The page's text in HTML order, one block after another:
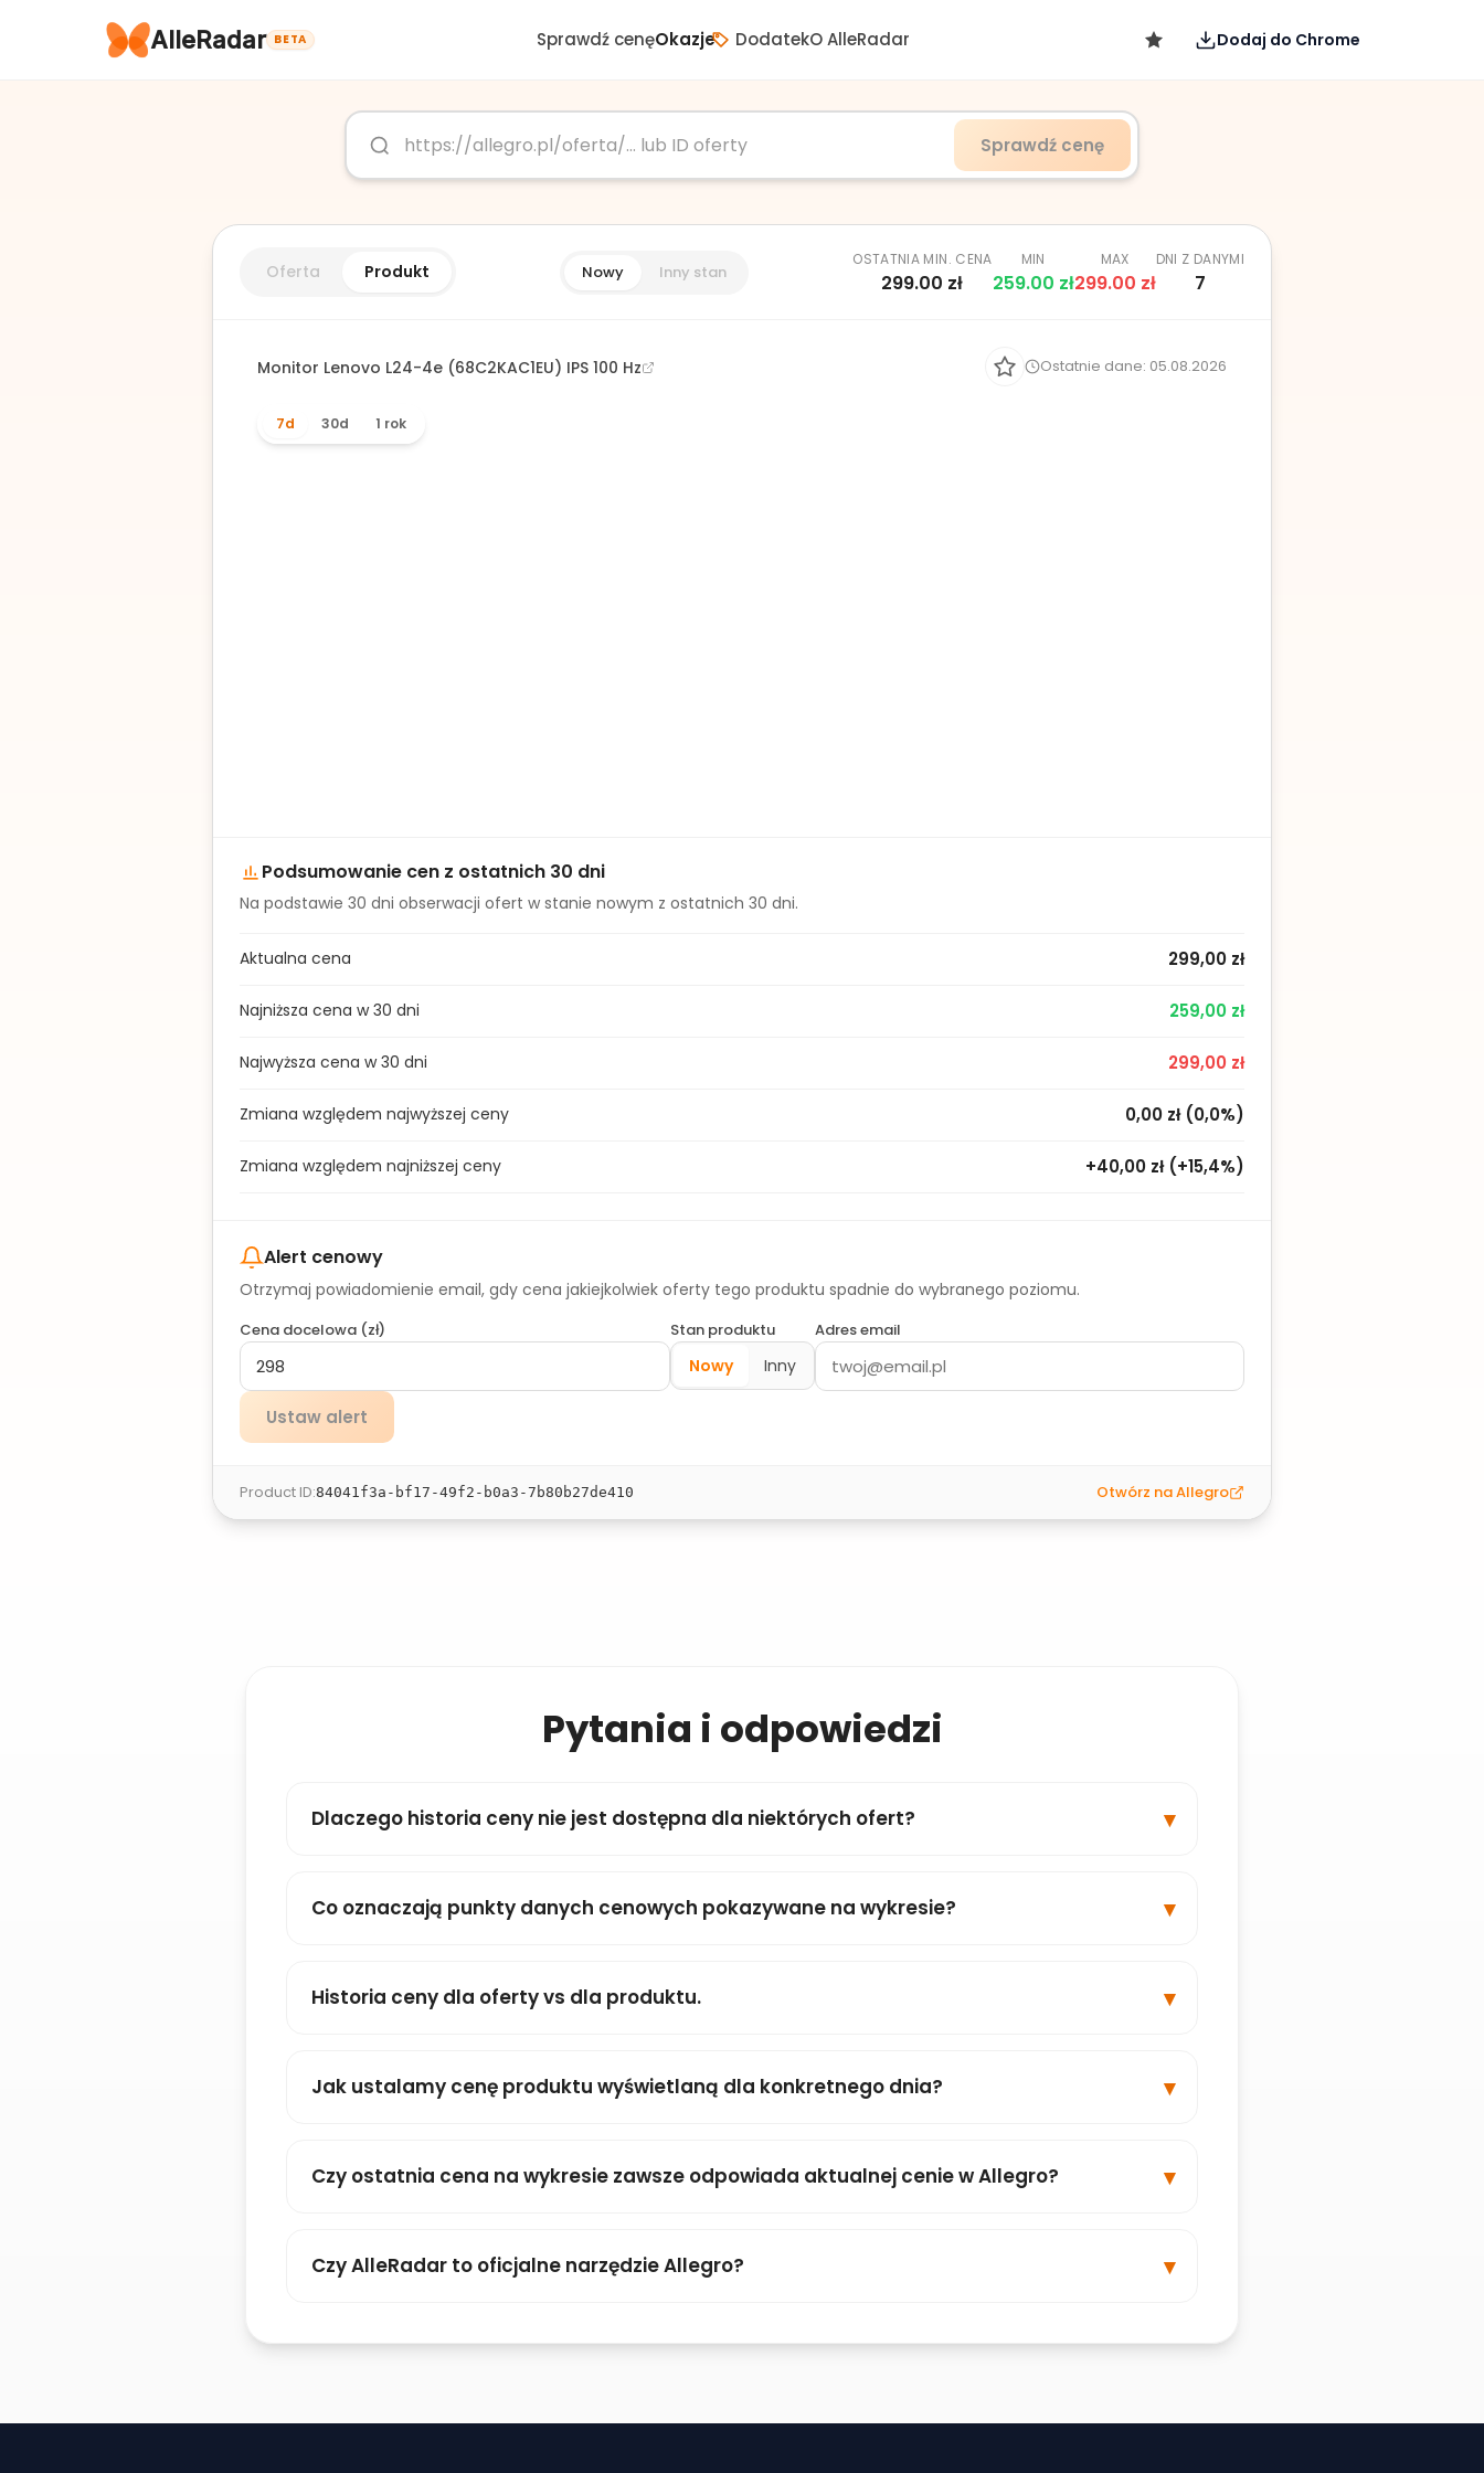
AlleRadar BETA Sprawdź cenęOkazje DodatekO AlleRadar Dodaj do Chrome
Sprawdź cenę
Oferta Produkt Nowy Inny stan
OSTATNIA MIN. CENA
299.00 zł
MIN
259.00 zł
MAX
299.00 zł
DNI Z DANYMI
7
Monitor Lenovo L24-4e (68C2KAC1EU) IPS 100 Hz Ostatnie dane: 05.08.2026
7d 30d 1 rok
Podsumowanie cen z ostatnich 30 dni
Na podstawie 30 dni obserwacji ofert w stanie nowym z ostatnich 30 dni.
Aktualna cena 299,00 zł
Najniższa cena w 30 dni 259,00 zł
Najwyższa cena w 30 dni 299,00 zł
Zmiana względem najwyższej ceny 0,00 zł(0,0%)
Zmiana względem najniższej ceny +40,00 zł(+15,4%)
Alert cenowy
Otrzymaj powiadomienie email, gdy cena jakiejkolwiek oferty tego produktu spadnie do wybranego poziomu.
Cena docelowa (zł) Stan produktu
Nowy Inny
Adres email
Ustaw alert
Product ID:84041f3a-bf17-49f2-b0a3-7b80b27de410 Otwórz na Allegro
Pytania i odpowiedzi
Dlaczego historia ceny nie jest dostępna dla niektórych ofert?
Co oznaczają punkty danych cenowych pokazywane na wykresie?
Historia ceny dla oferty vs dla produktu.
Jak ustalamy cenę produktu wyświetlaną dla konkretnego dnia?
Czy ostatnia cena na wykresie zawsze odpowiada aktualnej cenie w Allegro?
Czy AlleRadar to oficjalne narzędzie Allegro?